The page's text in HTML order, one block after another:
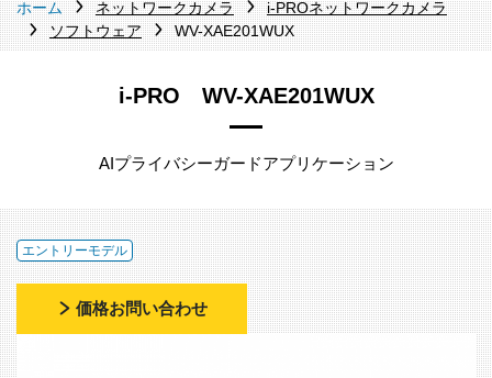
ホーム ネットワークカメラ
i-PROネットワークカメラ
ソフトウェア
WV-XAE201WUX
i-PRO WV-XAE201WUX
AIプライバシーガードアプリケーション
エントリーモデル
価格お問い合わせ